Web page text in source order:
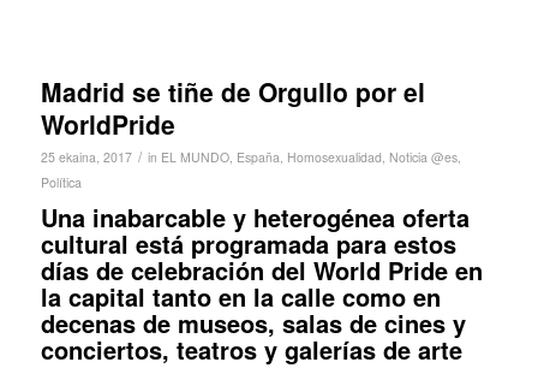
Madrid se tiñe de Orgullo por el
WorldPride
25 ekaina, 2017 / in EL MUNDO, España Homosexualidad Noticia @es,
Política
Una inabarcable y heterogénea oferta
cultural está programada para estos
días de celebración del World Pride en
la capital tanto en la calle como en
decenas de museos, salas de cines y
conciertos, teatros y galerías de arte